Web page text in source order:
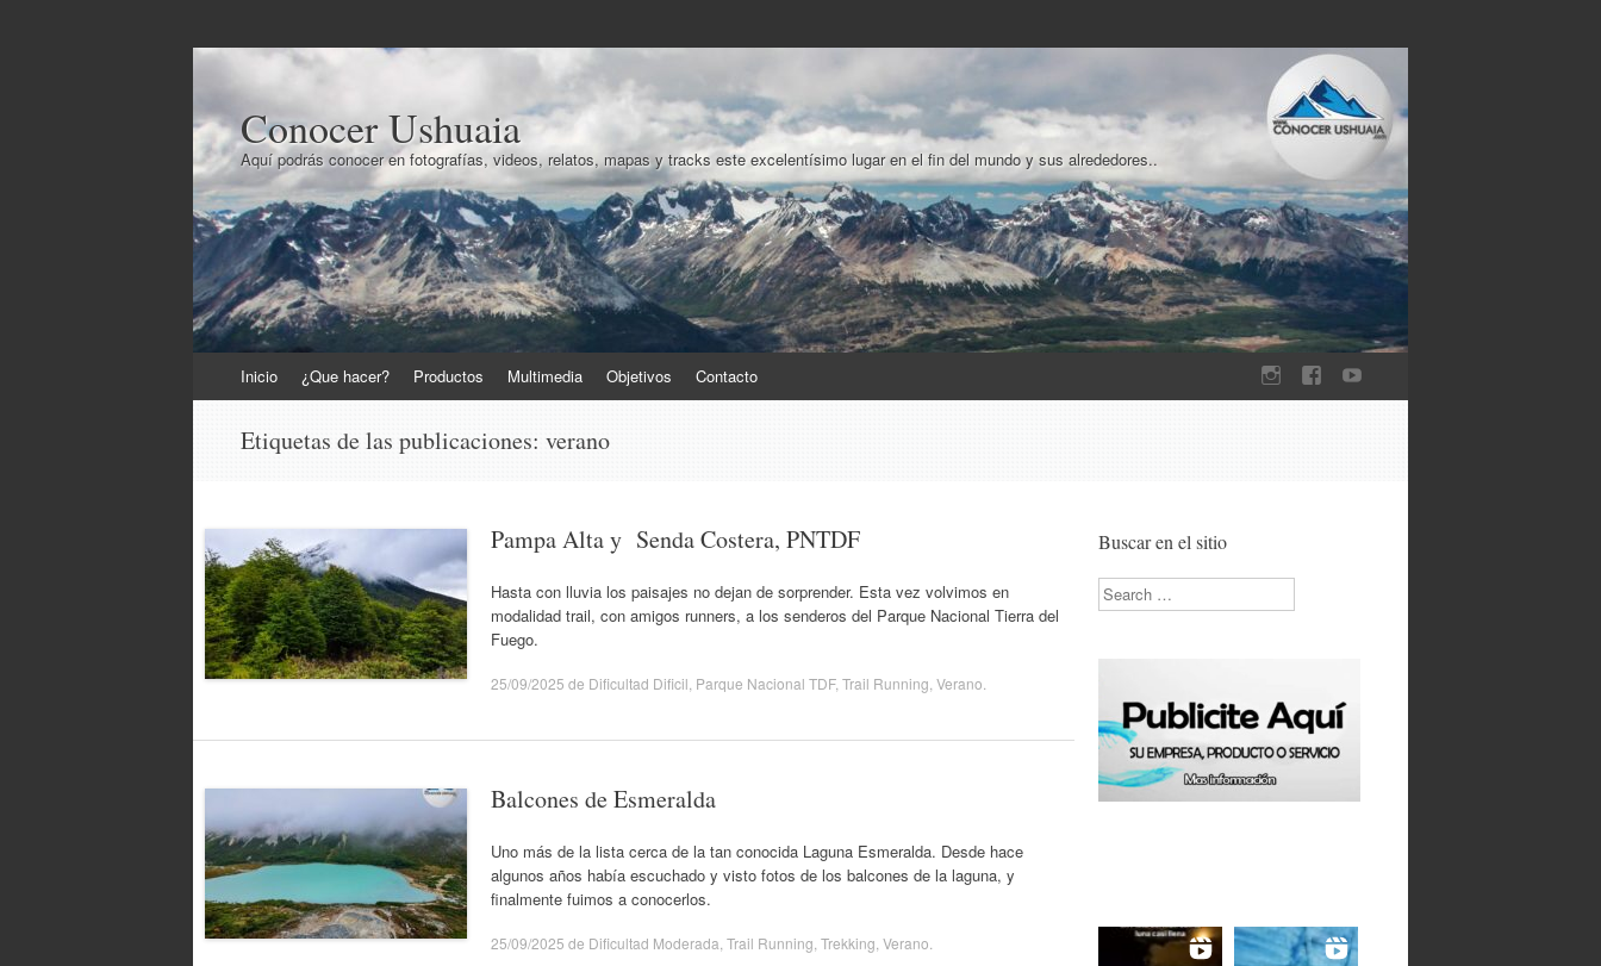
Conocer Ushuaia
Aquí podrás conocer en fotografías, videos, relatos, mapas y tracks este excelentísimo lugar en el fin del mundo y sus alrededores..
al
Inicio ¿Que hacer? Productos Multimedia Objetivos Contacto
Etiquetas de las publicaciones: verano
Pampa Alta y Senda Costera, PNTDF
Hasta con lluvia los paisajes no dejan de sorprender. Esta vez volvimos en
modalidad trail, con amigos runners, a los senderos del Parque Nacional Tierra del
Fuego.
25/09/2025 de Dificultad Dificil Parque Nacional TDF, Trail Running Verano
Balcones de Esmeralda
Uno más de la lista cerca de la tan conocida Laguna Esmeralda. Desde hace
algunos años había escuchado y visto fotos de los balcones de la laguna, y
finalmente fuimos a conocerlos.
25/09/2025 de Dificultad Moderada Trail Running Trekking Verano
Buscar en el sitio
Search